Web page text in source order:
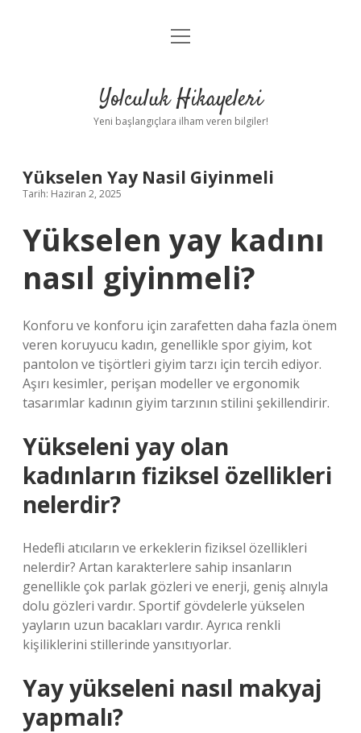
Anasayfa
Yasal Uyarı
menüyü
Yolculuk Hikayeleri
Yeni başlangıçlara ilham veren bilgiler!
Yükselen Yay Nasil Giyinmeli
Tarih: Haziran 2, 2025
Yükselen yay kadını
nasıl giyinmeli?
Konforu ve konforu için zarafetten daha fazla önem
veren koruyucu kadın, genellikle spor giyim, kot
pantolon ve tişörtleri giyim tarzı için tercih ediyor.
Aşırı kesimler, perişan modeller ve ergonomik
tasarımlar kadının giyim tarzının stilini şekillendirir.
Yükseleni yay olan
kadınların fiziksel özellikleri
nelerdir?
Hedefli atıcıların ve erkeklerin fiziksel özellikleri
nelerdir? Artan karakterlere sahip insanların
genellikle çok parlak gözleri ve enerji, geniş alnıyla
dolu gözleri vardır. Sportif gövdelerle yükselen
yayların uzun bacakları vardır. Ayrıca renkli
kişiliklerini stillerinde yansıtıyorlar.
Yay yükseleni nasıl makyaj
yapmalı?